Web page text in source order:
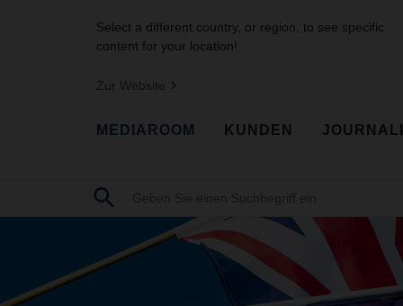
Select a different country, or region, to see specific
content for your location!
Zur Website
MEDIAROOM KUNDEN